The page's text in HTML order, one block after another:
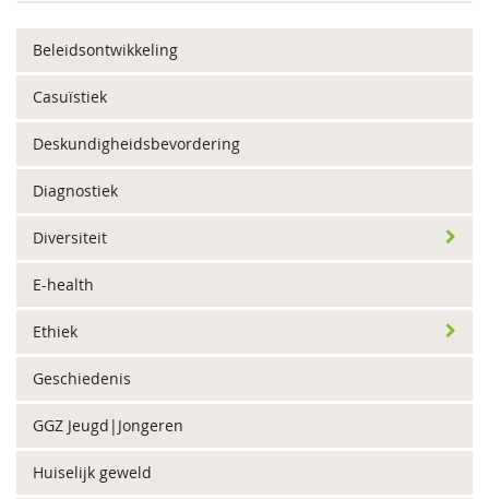
Beleidsontwikkeling
Casuïstiek
Deskundigheidsbevordering
Diagnostiek
Diversiteit
E-health
Ethiek
Geschiedenis
GGZ Jeugd|Jongeren
Huiselijk geweld